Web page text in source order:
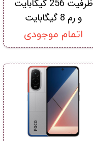
ظرفیت 256 گیگابایت
و رم 8 گیگابایت
اتمام موجودی